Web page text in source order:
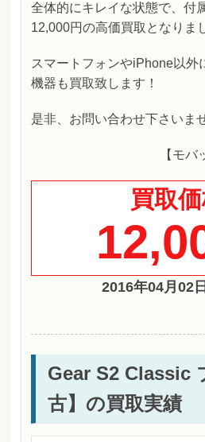
全体的にキレイな状態で、付
12,000円の高価買取となりま
スマートフォンやiPhone以外
機器も買取致します！
是非、お問い合わせ下さいま
【モバ
買取
2016年04月02
Gear S2 Classic
古】の買取実績